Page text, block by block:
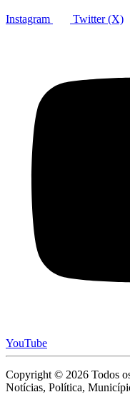
Instagram Twitter (X)
YouTube
Copyright © 2026 Todos
Notícias, Política,